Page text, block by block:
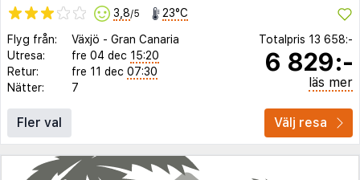
3,8/5 23°C
Flyg från: Växjö - Gran Canaria
Utresa:
fre 04 dec 15:20
Retur:
fre 11 dec 07:30
Nätter:
7
Totalpris 13 658:-
6 829:-
läs mer
Fler val Välj resa